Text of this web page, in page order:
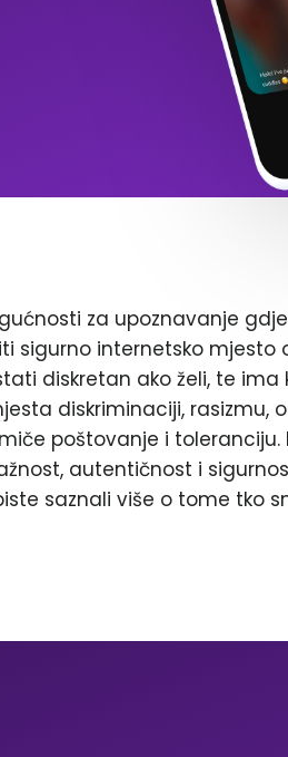
za upoznavanje
sigurno internetsko mjesto
diskretan ako želi, te ima
diskriminaciji, rasizmu,
poštovanje i toleranciju.
autentičnost i
saznali više o tome tko